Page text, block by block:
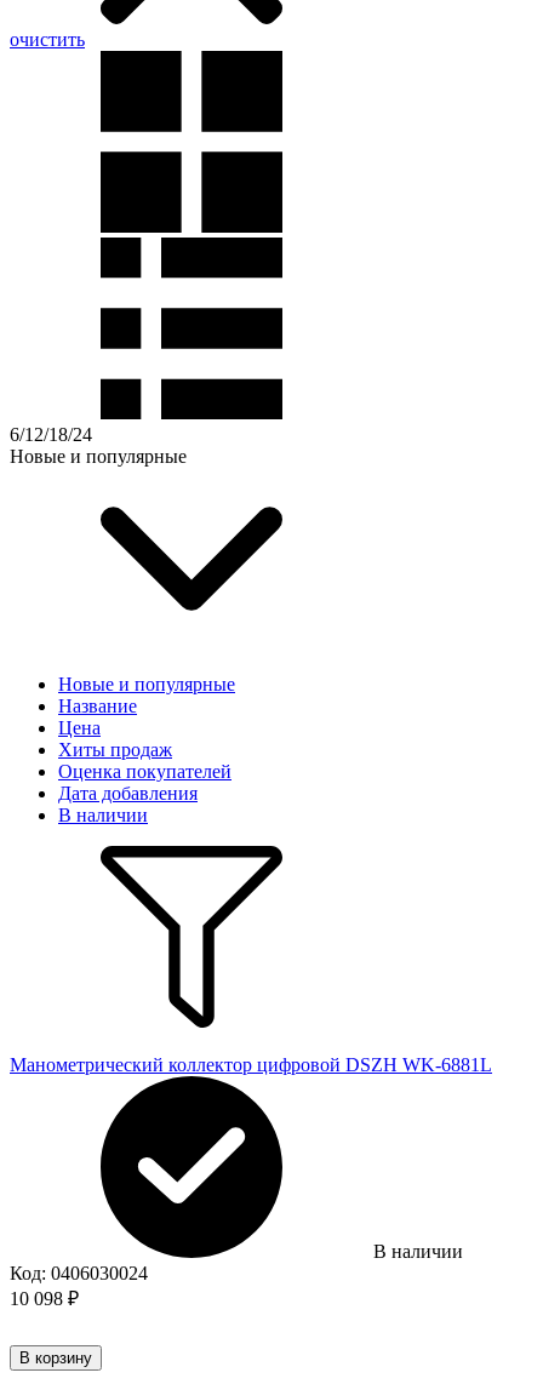
очистить
6/12/18/24
Новые и популярные
Новые и популярные
Название
Цена
Хиты продаж
Оценка покупателей
Дата добавления
В наличии
Манометрический коллектор цифровой DSZH WK-6881L
В наличии
Код: 0406030024
10 098 ₽
В корзину